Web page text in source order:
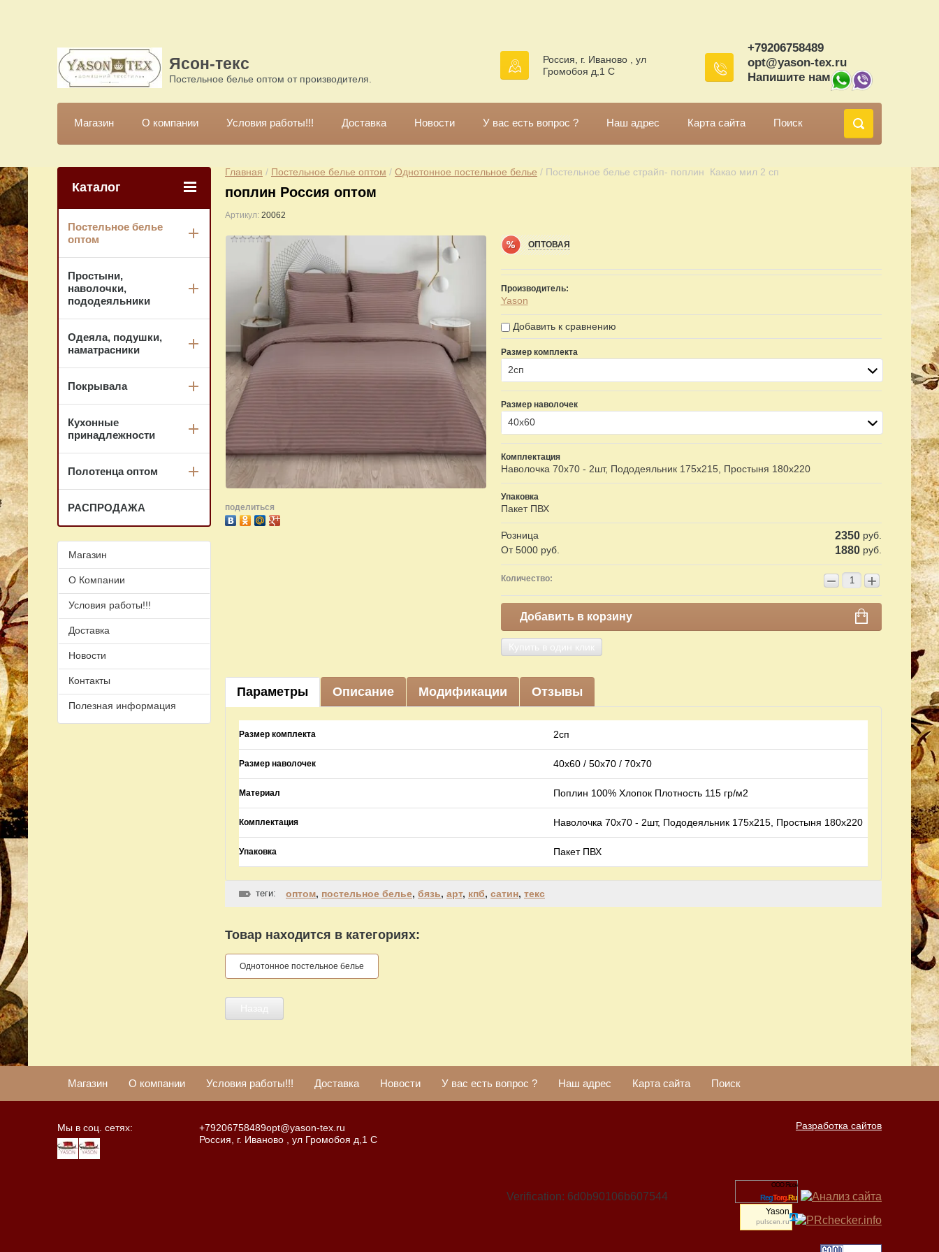
Ясон-текс
Постельное белье оптом от производителя.
+79206758489
opt@yason-tex.ru
Напишите нам
Россия, г. Иваново , ул
Громобоя д,1 С
Магазин О компании Условия работы!!! Доставка Новости У вас есть вопрос ? Наш адрес Карта сайта Поиск
Главная / Постельное белье оптом / Однотонное постельное белье / Постельное белье страйп- поплин  Какао мил 2 сп
поплин Россия оптом
Артикул: 20062
поделиться
ОПТОВАЯ
Производитель:
Yason
Добавить к сравнению
Размер комплекта
2сп
Размер наволочек
40х60
Комплектация
Наволочка 70х70 - 2шт, Пододеяльник 175х215, Простыня 180х220
Упаковка
Пакет ПВХ
Розница 2350 руб.
От 5000 руб.
1880 руб.
Количество: − +
Добавить в корзину
Параметры Описание Модификации Отзывы
Размер комплекта 2сп
Размер наволочек 40х60 / 50х70 / 70х70
Материал Поплин 100% Хлопок Плотность 115 гр/м2
Комплектация Наволочка 70х70 - 2шт, Пододеяльник 175х215, Простыня 180х220
Упаковка Пакет ПВХ
теги: оптом, постельное белье, бязь, арт, кпб, сатин, текс
Товар находится в категориях:
Однотонное постельное белье
Каталог
Постельное белье
оптом
Простыни,
наволочки,
пододеяльники
Одеяла, подушки,
наматрасники
Покрывала
Кухонные
принадлежности
Полотенца оптом
РАСПРОДАЖА
Магазин
О Компании
Условия работы!!!
Доставка
Новости
Контакты
Полезная информация
Магазин О компании Условия работы!!! Доставка Новости У вас есть вопрос ? Наш адрес Карта сайта Поиск
+79206758489opt@yason-tex.ru
Россия, г. Иваново , ул Громобоя д,1 С
Мы в соц. сетях: Разработка сайтов
Verification: 6d0b90106b607544
ООО Ясон
RegTorg.Ru
Yason
pulscen.ru